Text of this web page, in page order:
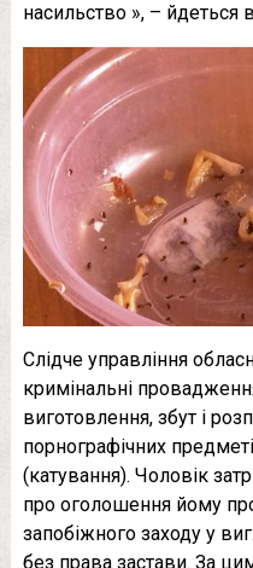
насильство », – йдеться
Слідче управління
кримінальні
виготовлення, збут і
порнографічних
(катування). Чоловік
про оголошення йому
запобіжного заходу у
без права застави. За